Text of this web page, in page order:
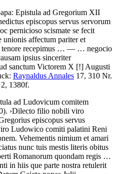
: Epistula ad Gregorium XII
episcopus servus servorum
pernicioso scismate se fecit
unionis affectum pariter et
recepimus … — … negocio
ipsius sinceriter
sanctum Victorem X [!] Augusti
Raynaldus Annales 17, 310 Nr.
2, 1380f.
ad Ludovicum comitem
. ›Dilecto filio nobili viro
episcopus servus
Ludowico comiti palatini Reni
Vehementis nimium et amari
nunc tuis mestis literis obitus
Romanorum quondam regis …
in hiis que parte nostra retulerit